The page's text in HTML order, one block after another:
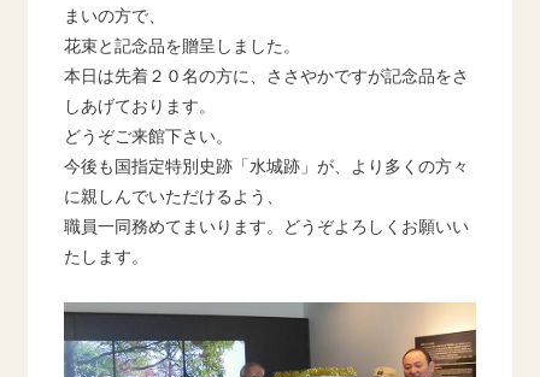
まいの方で、
花束と記念品を贈呈しました。
本日は先着２０名の方に、ささやかですが記念品をさ
しあげております。
どうぞご来館下さい。
今後も国指定特別史跡「水城跡」が、より多くの方々
に親しんでいただけるよう、
職員一同務めてまいります。どうぞよろしくお願いい
たします。